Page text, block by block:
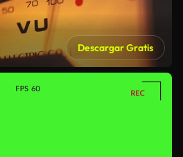
Descargar Gratis